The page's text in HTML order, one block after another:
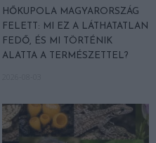
HŐKUPOLA MAGYARORSZÁG
FELETT: MI EZ A LÁTHATATLAN
FEDŐ, ÉS MI TÖRTÉNIK
ALATTA A TERMÉSZETTEL?